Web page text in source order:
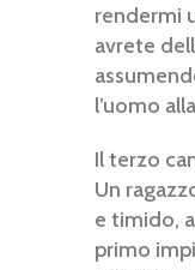
rendermi
avrete
l’uomo
Il terzo
Un
e timido,
primo